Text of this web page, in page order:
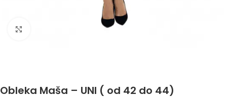
Obleka Maša – UNI ( od 42 do 44)